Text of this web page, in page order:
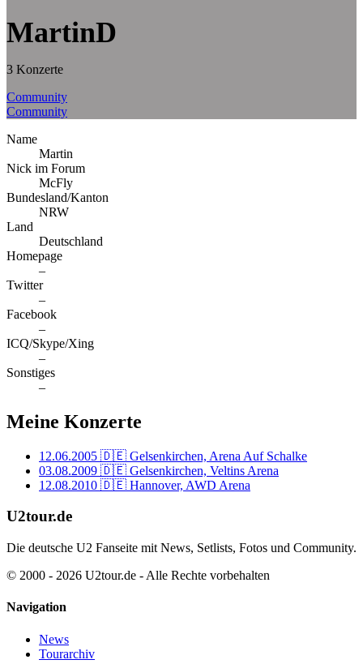
MartinD
3 Konzerte
Community
Community
Name
Martin
Nick im Forum
McFly
Bundesland/Kanton
NRW
Land
Deutschland
Homepage
–
Twitter
–
Facebook
–
ICQ/Skype/Xing
–
Sonstiges
–
Meine Konzerte
12.06.2005 🇩🇪 Gelsenkirchen, Arena Auf Schalke
03.08.2009 🇩🇪 Gelsenkirchen, Veltins Arena
12.08.2010 🇩🇪 Hannover, AWD Arena
U2tour.de
Die deutsche U2 Fanseite mit News, Setlists, Fotos und Community.
© 2000 - 2026 U2tour.de - Alle Rechte vorbehalten
Navigation
News
Tourarchiv